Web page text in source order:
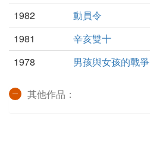
1982
動員令
1981
辛亥雙十
1978
男孩與女孩的戰爭
其他作品：